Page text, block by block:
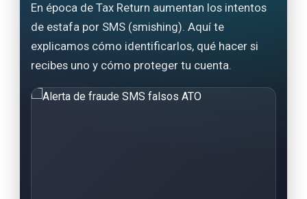
En época de Tax Return aumentan los intentos
de estafa por SMS (smishing). Aquí te
explicamos cómo identificarlos, qué hacer si
recibes uno y cómo proteger tu cuenta.